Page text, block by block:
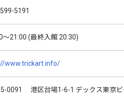
5191
～21:00 (最終入館 20:30)
www.trickart.info/
0091 港区台場1-6-1 デックス東京